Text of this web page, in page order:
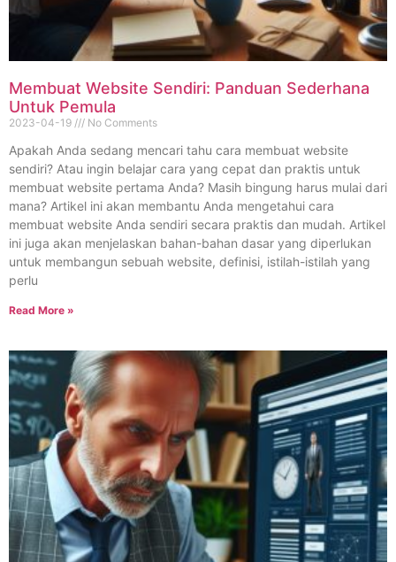
Membuat Website Sendiri: Panduan Sederhana
Untuk Pemula
2023-04-19 No Comments
Apakah Anda sedang mencari tahu cara membuat website
sendiri? Atau ingin belajar cara yang cepat dan praktis untuk
membuat website pertama Anda? Masih bingung harus mulai dari
mana? Artikel ini akan membantu Anda mengetahui cara
membuat website Anda sendiri secara praktis dan mudah. Artikel
ini juga akan menjelaskan bahan-bahan dasar yang diperlukan
untuk membangun sebuah website, definisi, istilah-istilah yang
perlu
Read More »